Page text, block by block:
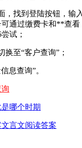
，找到登陆按钮，输
通过缴费卡和**查
试；
换至“客户查询”；
息查询”。
是哪个时期
言文阅读答案